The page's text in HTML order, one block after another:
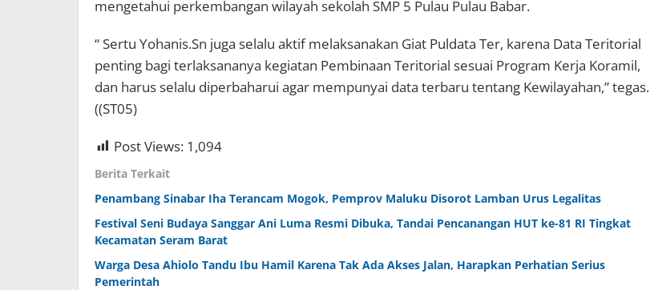
mengetahui perkembangan wilayah sekolah SMP 5 Pulau Pulau Babar.
“ Sertu Yohanis.Sn juga selalu aktif melaksanakan Giat Puldata Ter, karena Data Teritorial
penting bagi terlaksananya kegiatan Pembinaan Teritorial sesuai Program Kerja Koramil,
dan harus selalu diperbaharui agar mempunyai data terbaru tentang Kewilayahan,” tegas.
((ST05)
Post Views: 1,094
Berita Terkait
Penambang Sinabar Iha Terancam Mogok, Pemprov Maluku Disorot Lamban Urus Legalitas
Festival Seni Budaya Sanggar Ani Luma Resmi Dibuka, Tandai Pencanangan HUT ke-81 RI Tingkat
Kecamatan Seram Barat
Warga Desa Ahiolo Tandu Ibu Hamil Karena Tak Ada Akses Jalan, Harapkan Perhatian Serius
Pemerintah